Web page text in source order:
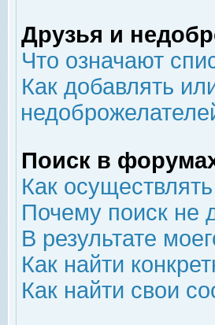
Друзья и
Что означают
Как добавлять
Поиск в
Как
Почему поиск не
В результате
Как найти
Как найти свои